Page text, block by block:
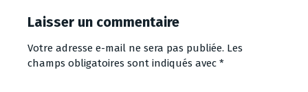
Laisser un commentaire
Votre adresse e-mail ne sera pas publiée. Les
champs obligatoires sont indiqués avec *